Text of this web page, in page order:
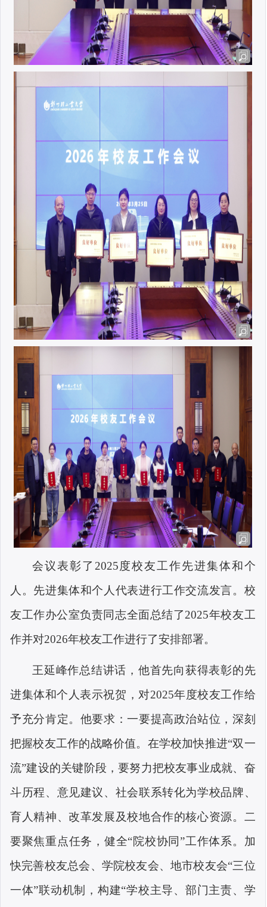
会议表彰了 2025度校友工作先进集体和个
人。先进集体和个人代表进行工作交流发言。校
友工作办公室负责同志全面总结了2025年校友工
作并对2026年校友工作进行了安排部署。
王延峰作总结讲话，他首先向获得表彰的先
进集体和个人表示祝贺，对2025年度校友工作给
予充分肯定。他要求：一要提高政治站位，深刻
把握校友工作的战略价值。在学校加快推进“双一
流”建设的关键阶段，要努力把校友事业成就、奋
斗历程、意见建议、社会联系转化为学校品牌、
育人精神、改革发展及校地合作的核心资源。二
要聚焦重点任务，健全“院校协同”工作体系。加
快完善校友总会、学院校友会、地市校友会“三位
一体”联动机制，构建“学校主导、部门主责、学